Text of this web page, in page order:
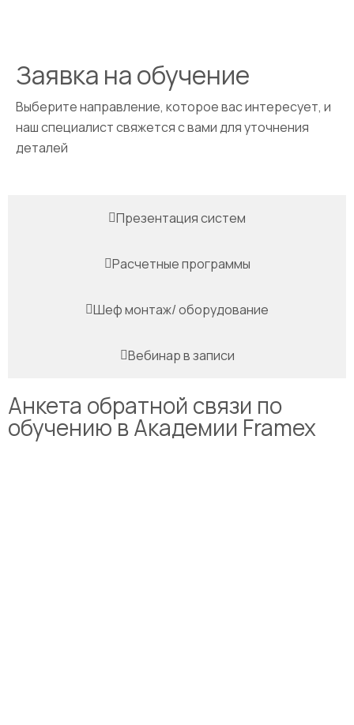
Заявка на обучение
Выберите направление, которое вас интересует, и
наш специалист свяжется с вами для уточнения
деталей
Презентация систем
Расчетные программы
Шеф монтаж/ оборудование
Вебинар в записи
Анкета обратной связи по
обучению в Академии Framex